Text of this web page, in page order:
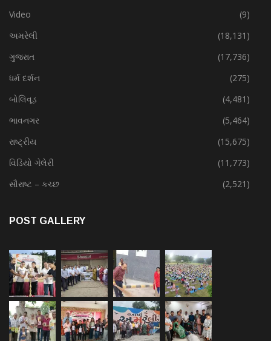
Video
(9)
અમરેલી
(18,131)
ગુજરાત
(17,736)
ધર્મ દર્શન
(275)
બોલિવૂડ
(4,481)
ભાવનગર
(5,464)
રાષ્ટ્રીય
(15,675)
વિડિયો ગેલેરી
(11,773)
સૌરાષ્ટ – કચ્છ
(2,521)
POST GALLERY